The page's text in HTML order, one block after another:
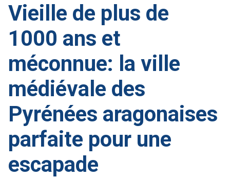
Vieille de plus de
1000 ans et
méconnue: la ville
médiévale des
Pyrénées aragonaises
parfaite pour une
escapade